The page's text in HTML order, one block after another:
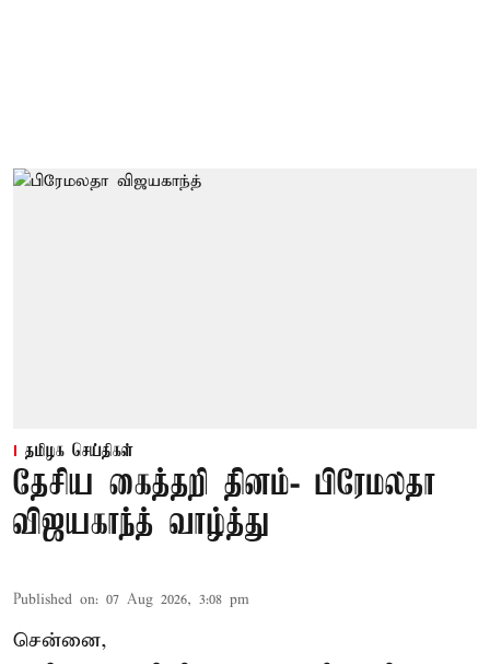
தமிழக செய்திகள்
தேசிய கைத்தறி தினம்- பிரேமலதா
விஜயகாந்த் வாழ்த்து
Published on: 07 Aug 2026, 3:08 pm
சென்னை,